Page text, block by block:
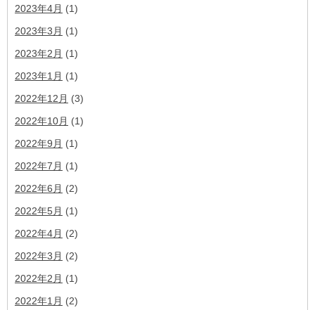
2023年4月 (1)
2023年3月 (1)
2023年2月 (1)
2023年1月 (1)
2022年12月 (3)
2022年10月 (1)
2022年9月 (1)
2022年7月 (1)
2022年6月 (2)
2022年5月 (1)
2022年4月 (2)
2022年3月 (2)
2022年2月 (1)
2022年1月 (2)